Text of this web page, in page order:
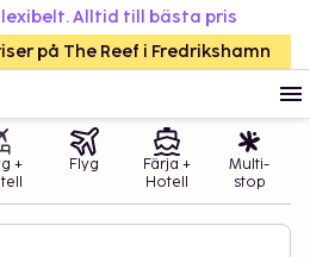
Alltid till bästa pris
på The Reef i Fredrikshamn
+
Flyg
Färja +
Hotell
Multi-
stop